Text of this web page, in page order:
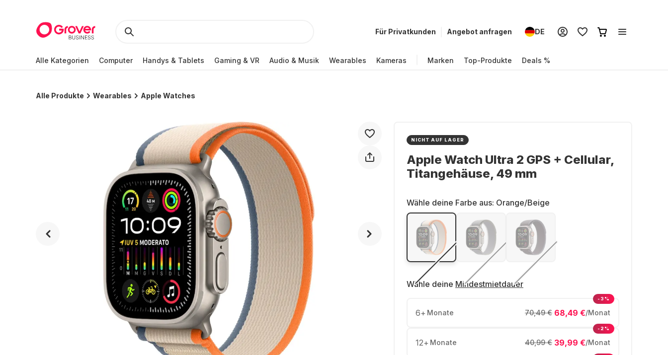
Für Privatkunden Angebot anfragen DE
Alle Kategorien Computer Handys & Tablets Gaming & VR Audio & Musik Wearables Kameras Marken Top-Produkte Deals %
Alle Produkte Wearables Apple Watches
NICHT AUF LAGER
Apple Watch Ultra 2 GPS + Cellular,
Titangehäuse, 49 mm
Wähle deine Farbe aus: Orange/Beige
Wähle deine Mindestmietdauer
6+ Monate 68,49 €/Monat
70,49 €
-3%
12+ Monate 39,99 €/Monat
40,99 €
-2%